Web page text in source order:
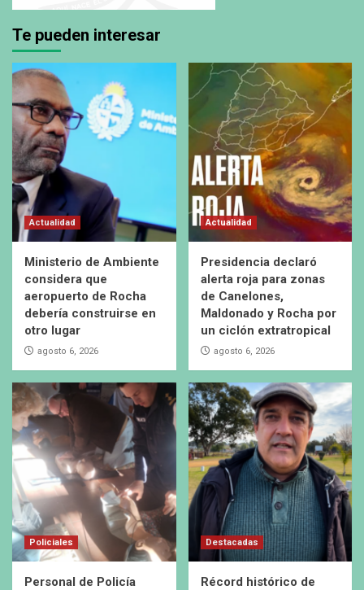
Te pueden interesar
Actualidad
Ministerio de Ambiente
considera que
aeropuerto de Rocha
debería construirse en
otro lugar
agosto 6, 2026
Actualidad
Presidencia declaró
alerta roja para zonas
de Canelones,
Maldonado y Rocha por
un ciclón extratropical
agosto 6, 2026
Policiales
Personal de Policía
Destacadas
Récord histórico de